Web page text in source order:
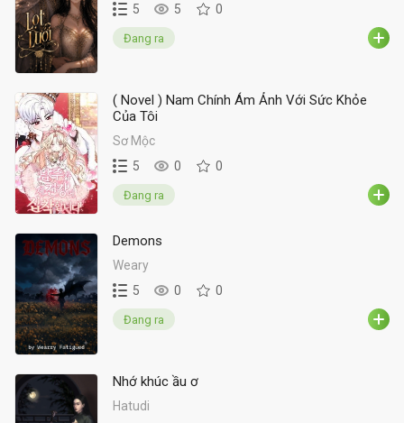
5
5 0
Đang ra
( Novel ) Nam Chính Ám Ảnh Với Sức Khỏe
Của Tôi
Sơ Mộc
5
0 0
Đang ra
Demons
Weary
5
0 0
Đang ra
Nhớ khúc ầu ơ
Hatudi